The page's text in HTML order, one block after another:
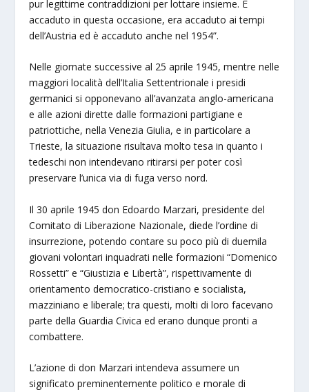
pur legittime contraddizioni per lottare insieme. È
accaduto in questa occasione, era accaduto ai tempi
dell’Austria ed è accaduto anche nel 1954”.
Nelle giornate successive al 25 aprile 1945, mentre nelle
maggiori località dell’Italia Settentrionale i presidi
germanici si opponevano all’avanzata anglo-americana
e alle azioni dirette dalle formazioni partigiane e
patriottiche, nella Venezia Giulia, e in particolare a
Trieste, la situazione risultava molto tesa in quanto i
tedeschi non intendevano ritirarsi per poter così
preservare l’unica via di fuga verso nord.
Il 30 aprile 1945 don Edoardo Marzari, presidente del
Comitato di Liberazione Nazionale, diede l’ordine di
insurrezione, potendo contare su poco più di duemila
giovani volontari inquadrati nelle formazioni “Domenico
Rossetti” e “Giustizia e Libertà”, rispettivamente di
orientamento democratico-cristiano e socialista,
mazziniano e liberale; tra questi, molti di loro facevano
parte della Guardia Civica ed erano dunque pronti a
combattere.
L’azione di don Marzari intendeva assumere un
significato preminentemente politico e morale di